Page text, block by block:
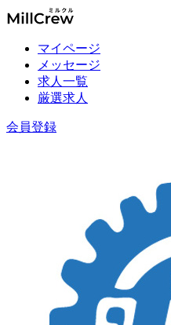
マイページ
メッセージ
求人一覧
厳選求人
会員登録